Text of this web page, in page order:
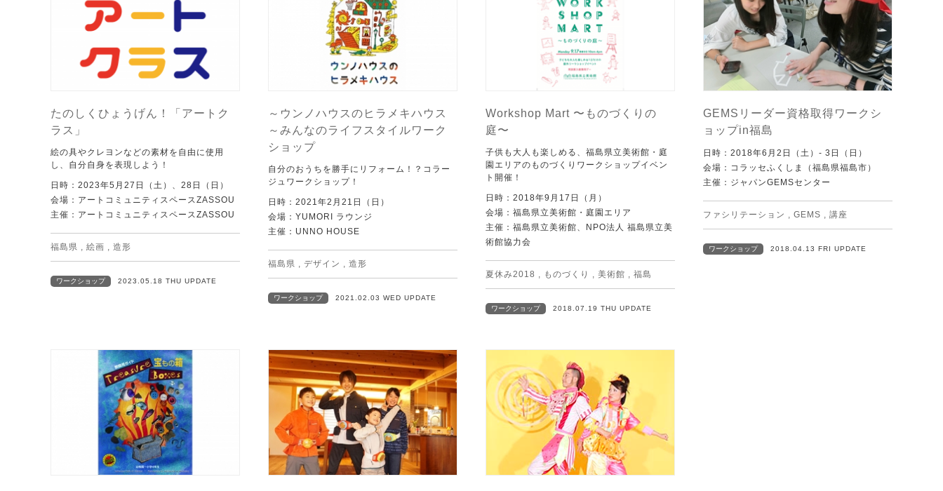
たのしくひょうげん！「アートク
ラス」
絵の具やクレヨンなどの素材を自由に使用
し、自分自身を表現しよう！
日時：2023年5月27日（土）、28日（日）
会場：アートコミュニティスペースZASSOU
主催：アートコミュニティスペースZASSOU
福島県 , 絵画 , 造形
ワークショップ 2023.05.18 THU UPDATE
～ウンノハウスのヒラメキハウス
～みんなのライフスタイルワーク
ショップ
自分のおうちを勝手にリフォーム！？コラー
ジュワークショップ！
日時：2021年2月21日（日）
会場：YUMORI ラウンジ
主催：UNNO HOUSE
福島県 , デザイン , 造形
ワークショップ 2021.02.03 WED UPDATE
Workshop Mart 〜ものづくりの
庭〜
子供も大人も楽しめる、福島県立美術館・庭
園エリアのものづくりワークショップイベン
ト開催！
日時：2018年9月17日（月）
会場：福島県立美術館・庭園エリア
主催：福島県立美術館、NPO法人 福島県立美
術館協力会
夏休み2018 , ものづくり , 美術館 , 福島
ワークショップ 2018.07.19 THU UPDATE
GEMSリーダー資格取得ワークシ
ョップin福島
日時：2018年6月2日（土）‐ 3日（日）
会場：コラッセふくしま（福島県福島市）
主催：ジャパンGEMSセンター
ファシリテーション , GEMS , 講座
ワークショップ 2018.04.13 FRI UPDATE